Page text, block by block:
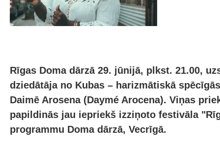
Rīgas Doma dārzā 29. jūnijā, plkst. 21.00,
dziedātāja no Kubas – harizmātiskā
Daimē Arosena (Daymé Arocena). Viņas
papildinās jau iepriekš izziņoto festivāla
programmu Doma dārzā, Vecrīgā.